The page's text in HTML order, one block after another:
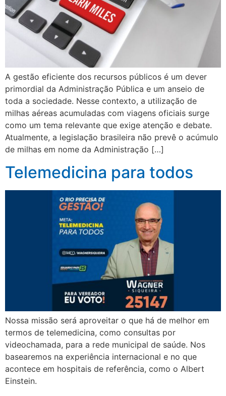
A gestão eficiente dos recursos públicos é um dever
primordial da Administração Pública e um anseio de
toda a sociedade. Nesse contexto, a utilização de
milhas aéreas acumuladas com viagens oficiais surge
como um tema relevante que exige atenção e debate.
Atualmente, a legislação brasileira não prevê o acúmulo
de milhas em nome da Administração […]
Telemedicina para todos
Nossa missão será aproveitar o que há de melhor em
termos de telemedicina, como consultas por
videochamada, para a rede municipal de saúde. Nos
basearemos na experiência internacional e no que
acontece em hospitais de referência, como o Albert
Einstein.